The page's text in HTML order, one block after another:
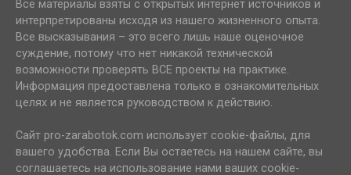
Все материалы взяты с открытых интернет источников и
интерпретированы исходя из нашего жизненного опыта.
Все высказывания – это всего лишь наше оценочное
суждение, потому что нет никакой технической
возможности проверять ВСЕ проекты на практике.
Информация предоставлена только в ознакомительных
целях и не является руководством к действию.
Сайт pro-zarabotok.com использует cookie-файлы, для
вашего удобства. Если Вы остаетесь на нашем сайте, вы
соглашаетесь на использование нами ваших cookie-